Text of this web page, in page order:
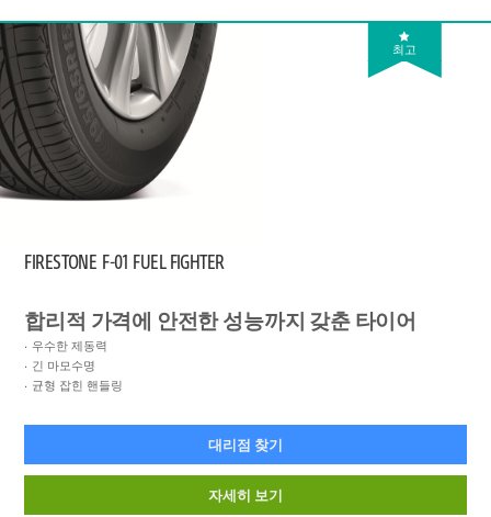
최고
FIRESTONE F-01 FUEL FIGHTER
합리적 가격에 안전한 성능까지 갖춘 타이어
우수한 제동력
긴 마모수명
균형 잡힌 핸들링
대리점 찾기
자세히 보기